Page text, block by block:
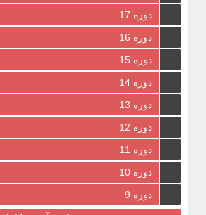
دوره 17
دوره 16
دوره 15
دوره 14
دوره 13
دوره 12
دوره 11
دوره 10
دوره 9